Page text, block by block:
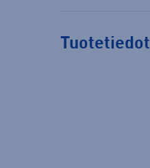
Tuotetiedot